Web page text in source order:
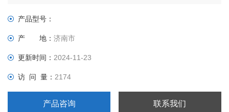
产品型号：
产 地：济南市
更新时间：2024-11-23
访 问 量：2174
产品咨询 联系我们